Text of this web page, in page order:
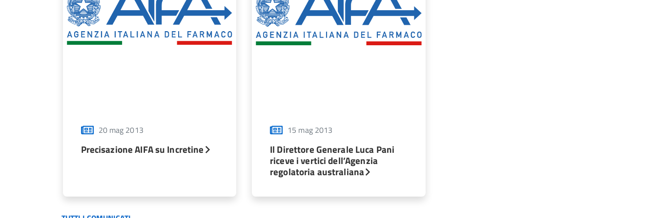
20 mag 2013
Precisazione AIFA su Incretine
15 mag 2013
Il Direttore Generale Luca Pani
riceve i vertici dell’Agenzia
regolatoria australiana